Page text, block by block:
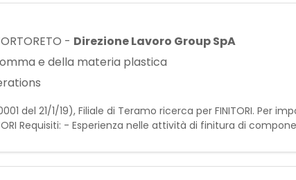
- Direzione Lavoro Group SpA
e della materia plastica
del 21/1/19), Filiale di Teramo ricerca per FINITORI. Per
Requisiti: - Esperienza nelle attività di finitura di
di eseguire controlli qualitativi sul prodott